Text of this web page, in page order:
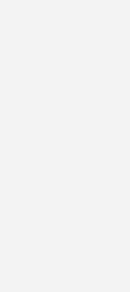
um Antwort schicken.